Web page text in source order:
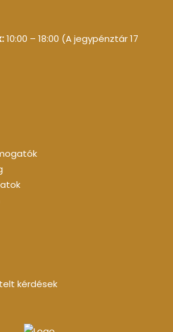
10:00 – 18:00 (A jegypénztár 17
kérdések